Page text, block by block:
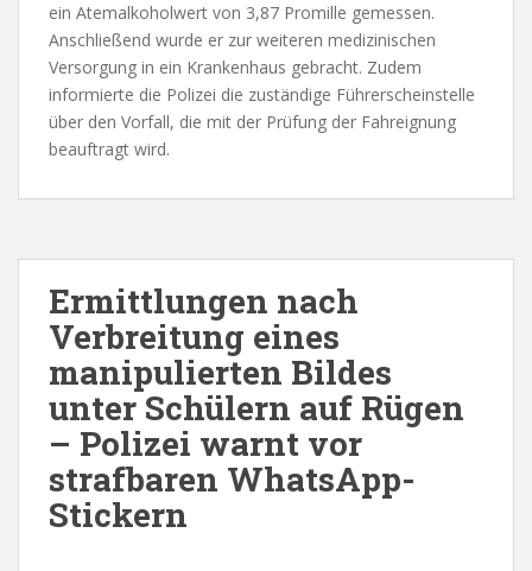
ein Atemalkoholwert von 3,87 Promille gemessen.
Anschließend wurde er zur weiteren medizinischen
Versorgung in ein Krankenhaus gebracht. Zudem
informierte die Polizei die zuständige Führerscheinstelle
über den Vorfall, die mit der Prüfung der Fahreignung
beauftragt wird.
Ermittlungen nach
Verbreitung eines
manipulierten Bildes
unter Schülern auf Rügen
– Polizei warnt vor
strafbaren WhatsApp-
Stickern